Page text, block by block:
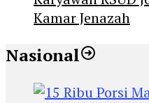
Kamar Jenazah
Nasional